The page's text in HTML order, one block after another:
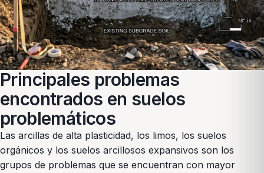
Principales problemas
encontrados en suelos
problemáticos
Las arcillas de alta plasticidad, los limos, los suelos
orgánicos y los suelos arcillosos expansivos son los
grupos de problemas que se encuentran con mayor